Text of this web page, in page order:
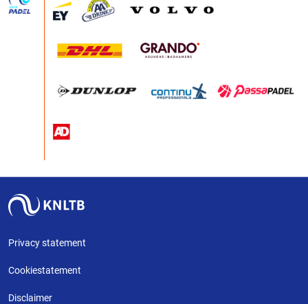
Privacy statement
Cookiestatement
Disclaimer